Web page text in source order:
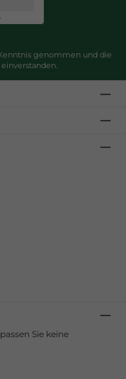
genommen und die
Sie keine